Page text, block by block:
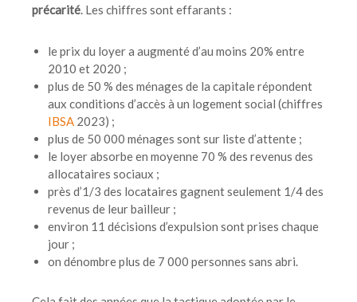
précarité. Les chiffres sont effarants :
le prix du loyer a augmenté d’au moins 20% entre
2010 et 2020 ;
plus de 50 % des ménages de la capitale répondent
aux conditions d’accès à un logement social (chiffres
IBSA 2023) ;
plus de 50 000 ménages sont sur liste d’attente ;
le loyer absorbe en moyenne 70 % des revenus des
allocataires sociaux ;
près d’1/3 des locataires gagnent seulement 1/4 des
revenus de leur bailleur ;
environ 11 décisions d’expulsion sont prises chaque
jour ;
on dénombre plus de 7 000 personnes sans abri.